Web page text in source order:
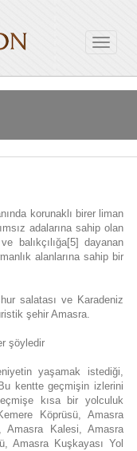
Toggle
korunaklı birer liman
adalarına sahip olan
balıkçılığa[5] dayanan
alanlarına sahip bir
salatası ve Karadeniz
şehir Amasra.
şöyledir
yaşamak istediği,
kentte geçmişin izlerini
kısa bir yolculuk
Köprüsü, Amasra
Amasra Kalesi, Amasra
Amasra Kuşkayası Yol